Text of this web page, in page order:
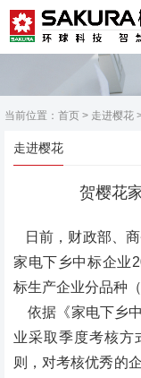
当前位置： 首页 > 走进樱花
走进樱花
贺樱花
日前，财政部、商
家电下乡中标企业
标生产企业分品种
依据《家电下乡
业采取季度考核方
则，对考核优秀的